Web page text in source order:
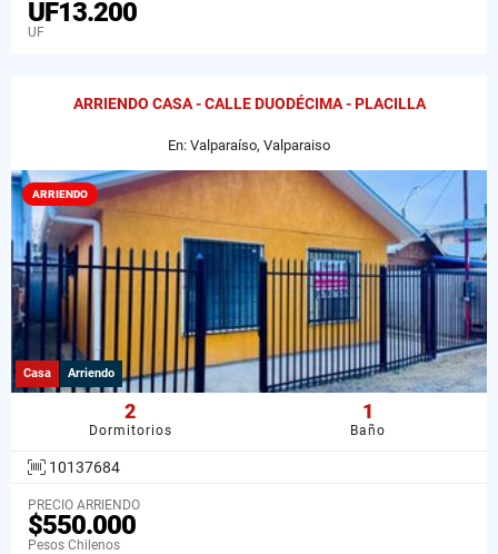
UF13.200
UF
ARRIENDO CASA - CALLE DUODÉCIMA - PLACILLA
En: Valparaíso, Valparaiso
ARRIENDO
Casa Arriendo
2
Dormitorios
1
Baño
10137684
PRECIO ARRIENDO
$550.000
Pesos Chilenos